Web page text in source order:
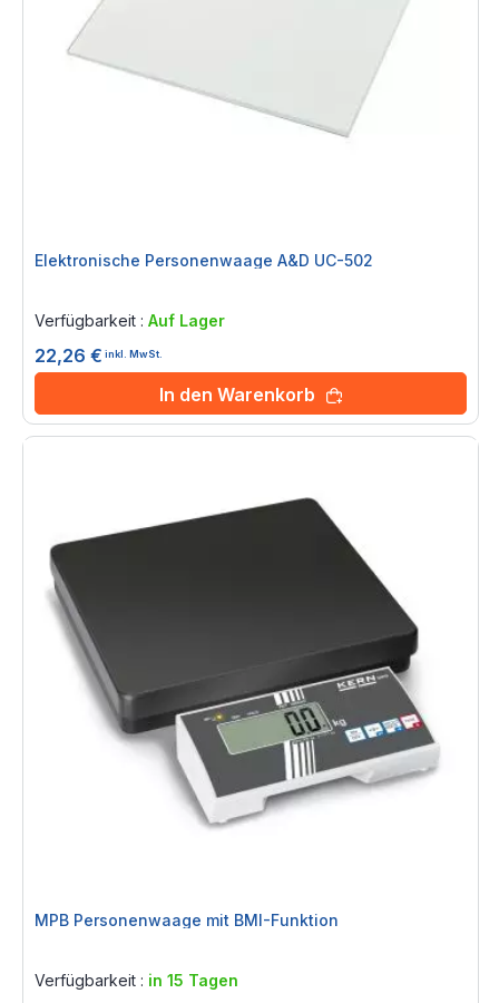
Elektronische Personenwaage A&D UC-502
Verfügbarkeit : Auf Lager
22,26 € inkl. MwSt.
In den Warenkorb
MPB Personenwaage mit BMI-Funktion
Verfügbarkeit : in 15 Tagen